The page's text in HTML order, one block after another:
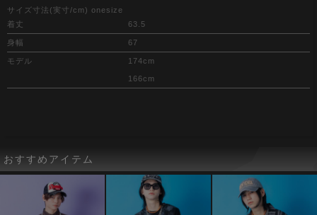
サイズ寸法(実寸/cm) onesize
着丈
63.5
身幅 67
モデル 174cm
166cm
おすすめアイテム